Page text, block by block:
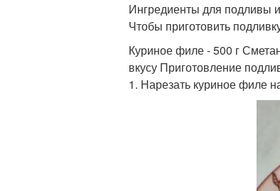
Ингредиенты для подливы
Чтобы приготовить
Куриное филе - 500 г
вкусу Приготовление
1. Нарезать куриное филе